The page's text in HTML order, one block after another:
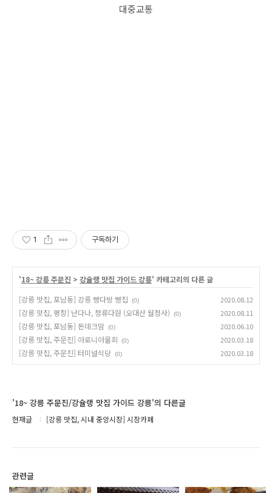
대중교통
1 구독하기
'18~ 강릉 주문진 > 강슐랭 맛집 가이드 강릉' 카테고리의 다른 글
[강릉 맛집, 포남동] 강릉 빵다방 빵집
(0) 2020.08.12
[강릉 맛집, 평창] 난다나, 청류다원 (오대산 월정사) (0) 2020.08.11
[강릉 맛집, 포남동] 돈데크맘 (0) 2020.06.10
[강릉 맛집, 주문진] 아로니아물회 (0) 2020.03.18
[강릉 맛집, 주문진] 터미널식당 (0) 2020.03.18
'18~ 강릉 주문진/강슐랭 맛집 가이드 강릉'의 다른글
현재글 [강릉 맛집, 시내 중앙시장] 시장카페
관련글